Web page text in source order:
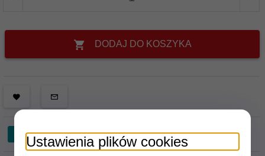
DODAJ DO KOSZYKA
Ustawienia plików cookies